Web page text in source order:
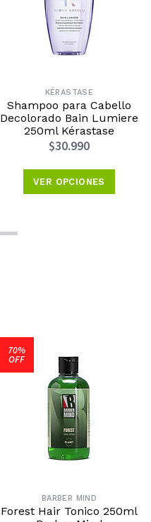
KÉRASTASE
Shampoo para Cabello
Decolorado Bain Lumiere
250ml Kérastase
$30.990
VER OPCIONES
70%
OFF
BARBER MIND
Forest Hair Tonico 250ml